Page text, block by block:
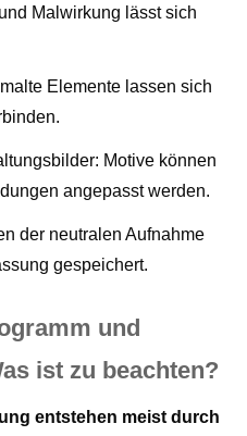
Malwirkung lässt sich
Elemente lassen sich
Motive können
angepasst werden.
der neutralen Aufnahme
gespeichert.
und
ist zu beachten?
entstehen meist durch